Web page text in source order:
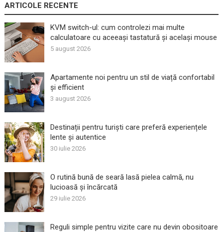
ARTICOLE RECENTE
KVM switch-ul: cum controlezi mai multe
calculatoare cu aceeași tastatură și același mouse
5 august 2026
Apartamente noi pentru un stil de viață confortabil
și efficient
3 august 2026
Destinații pentru turiști care preferă experiențele
lente și autentice
30 iulie 2026
O rutină bună de seară lasă pielea calmă, nu
lucioasă și încărcată
29 iulie 2026
Reguli simple pentru vizite care nu devin obositoare